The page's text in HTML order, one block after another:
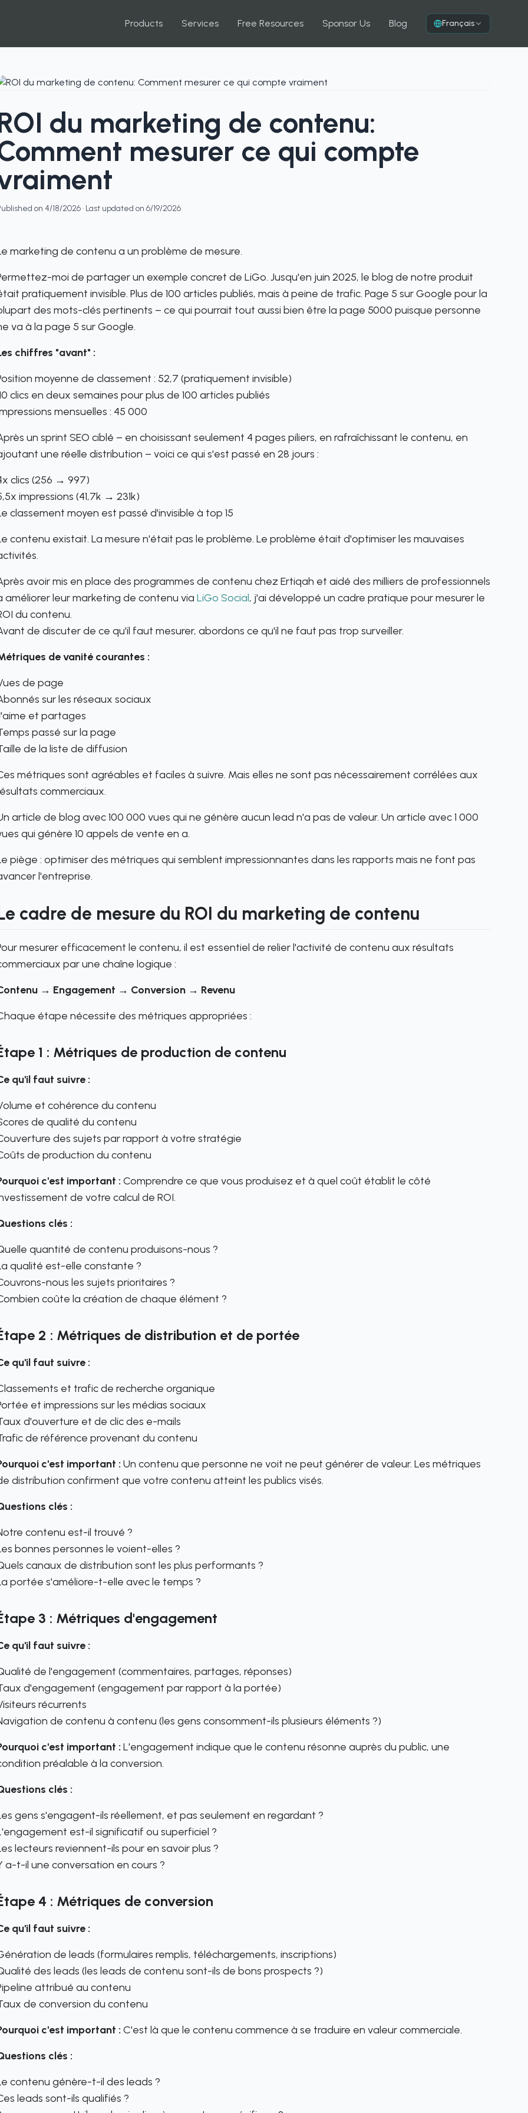
Products Services Free Resources Sponsor Us Blog Français
du marketing de contenu:
mesurer ce qui compte
on 4/18/2026· Last updated on 6/19/2026
marketing de contenu a un problème de mesure.
moi de partager un exemple concret de LiGo. Jusqu'en juin 2025, le blog de notre produit
pratiquement invisible. Plus de 100 articles publiés, mais à peine de trafic. Page 5 sur Google pour la
des mots-clés pertinents – ce qui pourrait tout aussi bien être la page 5000 puisque personne
va à la page 5 sur Google.
chiffres "avant" :
moyenne de classement : 52,7 (pratiquement invisible)
clics en deux semaines pour plus de 100 articles publiés
mensuelles : 45 000
un sprint SEO ciblé – en choisissant seulement 4 pages piliers, en rafraîchissant le contenu, en
une réelle distribution – voici ce qui s'est passé en 28 jours :
clics (256 → 997)
impressions (41,7k → 231k)
classement moyen est passé d'invisible à top 15
contenu existait. La mesure n'était pas le problème. Le problème était d'optimiser les mauvaises
avoir mis en place des programmes de contenu chez Ertiqah et aidé des milliers de professionnels
améliorer leur marketing de contenu via LiGo Social, j'ai développé un cadre pratique pour mesurer le
du contenu.
de discuter de ce qu'il faut mesurer, abordons ce qu'il ne faut pas trop surveiller.
de vanité courantes :
de page
sur les réseaux sociaux
et partages
passé sur la page
de la liste de diffusion
métriques sont agréables et faciles à suivre. Mais elles ne sont pas nécessairement corrélées aux
commerciaux.
article de blog avec 100 000 vues qui ne génère aucun lead n'a pas de valeur. Un article avec 1 000
qui génère 10 appels de vente en a.
piège : optimiser des métriques qui semblent impressionnantes dans les rapports mais ne font pas
l'entreprise.
cadre de mesure du ROI du marketing de contenu
mesurer efficacement le contenu, il est essentiel de relier l'activité de contenu aux résultats
par une chaîne logique :
→ Engagement → Conversion → Revenu
étape nécessite des métriques appropriées :
1 : Métriques de production de contenu
qu'il faut suivre :
et cohérence du contenu
de qualité du contenu
des sujets par rapport à votre stratégie
de production du contenu
c'est important : Comprendre ce que vous produisez et à quel coût établit le côté
de votre calcul de ROI.
clés :
quantité de contenu produisons-nous ?
qualité est-elle constante ?
nous les sujets prioritaires ?
coûte la création de chaque élément ?
2 : Métriques de distribution et de portée
qu'il faut suivre :
et trafic de recherche organique
et impressions sur les médias sociaux
d'ouverture et de clic des e-mails
de référence provenant du contenu
c'est important : Un contenu que personne ne voit ne peut générer de valeur. Les métriques
distribution confirment que votre contenu atteint les publics visés.
clés :
contenu est-il trouvé ?
bonnes personnes le voient-elles ?
canaux de distribution sont les plus performants ?
portée s'améliore-t-elle avec le temps ?
3 : Métriques d'engagement
qu'il faut suivre :
de l'engagement (commentaires, partages, réponses)
d'engagement (engagement par rapport à la portée)
récurrents
de contenu à contenu (les gens consomment-ils plusieurs éléments ?)
c'est important : L'engagement indique que le contenu résonne auprès du public, une
préalable à la conversion.
clés :
gens s'engagent-ils réellement, et pas seulement en regardant ?
est-il significatif ou superficiel ?
lecteurs reviennent-ils pour en savoir plus ?
a-t-il une conversation en cours ?
4 : Métriques de conversion
qu'il faut suivre :
de leads (formulaires remplis, téléchargements, inscriptions)
des leads (les leads de contenu sont-ils de bons prospects ?)
attribué au contenu
de conversion du contenu
c'est important : C'est là que le contenu commence à se traduire en valeur commerciale.
clés :
contenu génère-t-il des leads ?
leads sont-ils qualifiés ?